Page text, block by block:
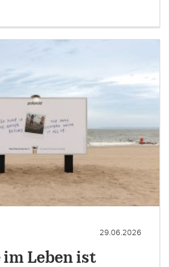
29.06.2026
im Leben ist